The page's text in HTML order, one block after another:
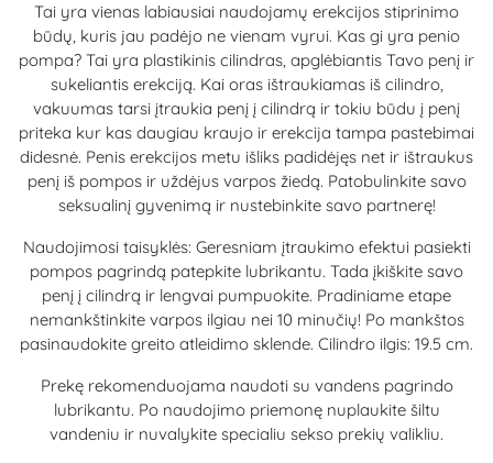
Tai yra vienas labiausiai naudojamų erekcijos stiprinimo
būdų, kuris jau padėjo ne vienam vyrui. Kas gi yra penio
pompa? Tai yra plastikinis cilindras, apglėbiantis Tavo penį ir
sukeliantis erekciją. Kai oras ištraukiamas iš cilindro,
vakuumas tarsi įtraukia penį į cilindrą ir tokiu būdu į penį
priteka kur kas daugiau kraujo ir erekcija tampa pastebimai
didesnė. Penis erekcijos metu išliks padidėjęs net ir ištraukus
penį iš pompos ir uždėjus varpos žiedą. Patobulinkite savo
seksualinį gyvenimą ir nustebinkite savo partnerę!
Naudojimosi taisyklės: Geresniam įtraukimo efektui pasiekti
pompos pagrindą patepkite lubrikantu. Tada įkiškite savo
penį į cilindrą ir lengvai pumpuokite. Pradiniame etape
nemankštinkite varpos ilgiau nei 10 minučių! Po mankštos
pasinaudokite greito atleidimo sklende. Cilindro ilgis: 19.5 cm.
Prekę rekomenduojama naudoti su vandens pagrindo
lubrikantu. Po naudojimo priemonę nuplaukite šiltu
vandeniu ir nuvalykite specialiu sekso prekių valikliu.